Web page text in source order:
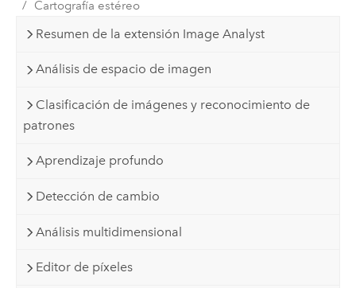
Cartografía estéreo
Resumen de la extensión Image Analyst
Análisis de espacio de imagen
Clasificación de imágenes y reconocimiento de
patrones
Aprendizaje profundo
Detección de cambio
Análisis multidimensional
Editor de píxeles